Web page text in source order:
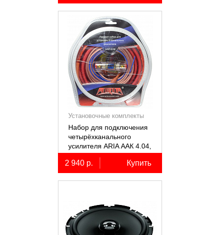
Установочные комплекты
(КИТы)
Набор для подключения
четырёхканального
усилителя ARIA ААК 4.04,
4AWG, miniANL 60А,
омедненный алюминий
(ССА)
2 940 р. Купить